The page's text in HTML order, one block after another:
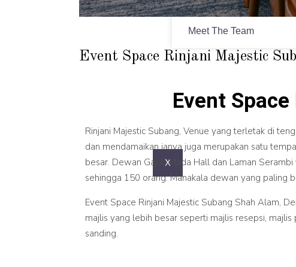
Meet The Team
X
⁠Event Space Rinjani Majestic
⁠Event
Rinjani Majestic Subang, Venue yang terletak di
dan mendamaikan ianya juga merupakan satu
besar. Dewan Gajah Mada Hall dan Laman
sehingga 150 orang. Manakala dewan yang paling
⁠Event Space Rinjani Majestic Subang Shah Alam,
majlis yang lebih besar seperti majlis resepsi,
sanding.